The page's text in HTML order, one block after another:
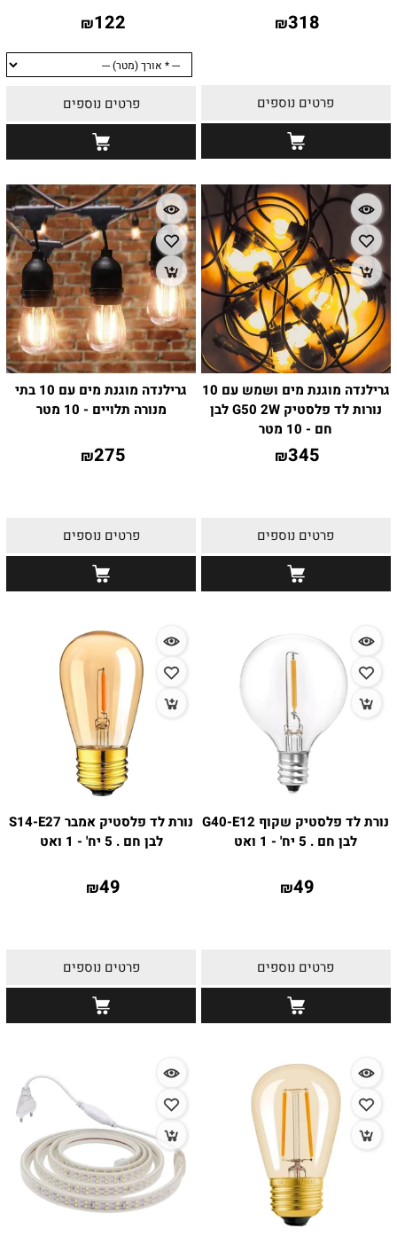
₪318
פרטים נוספים
₪122
פרטים נוספים
גרילנדה מוגנת מים ושמש עם 10
נורות לד פלסטיק G50 2W לבן
חם - 10 מטר
₪345
פרטים נוספים
גרילנדה מוגנת מים עם 10 בתי
מנורה תלויים - 10 מטר
₪275
פרטים נוספים
נורת לד פלסטיק שקוף G40-E12
לבן חם . 5 יח' - 1 ואט
₪49
פרטים נוספים
נורת לד פלסטיק אמבר S14-E27
לבן חם . 5 יח' - 1 ואט
₪49
פרטים נוספים